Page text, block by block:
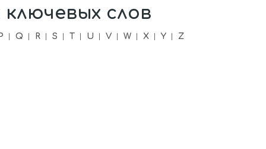
ключевых слов
P Q R S T U V W X Y Z